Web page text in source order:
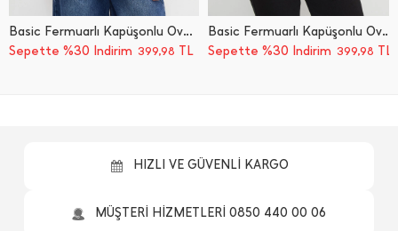
Basic Fermuarlı Kapüşonlu Oversize Sweatshirt
Sepette %30 İndirim 399,98 TL
Basic Fermuarlı Kapüşonlu Oversize Sweatshirt
Sepette %30 İndirim 399,98 TL
HIZLI VE GÜVENLİ KARGO
MÜŞTERİ HİZMETLERİ 0850 440 00 06